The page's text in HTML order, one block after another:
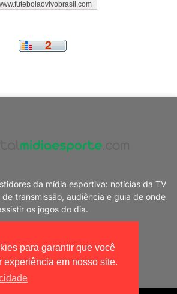
para garantir que você
experiência em nosso site.
da mídia esportiva: notícias da TV
transmissão, audiência e guia de onde
os jogos do dia.